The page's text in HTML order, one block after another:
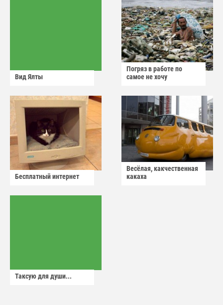
Вид Ялты
Погряз в работе по
самое не хочу
Бесплатный интернет
Весёлая, какчественная
какаха
Таксую для души...